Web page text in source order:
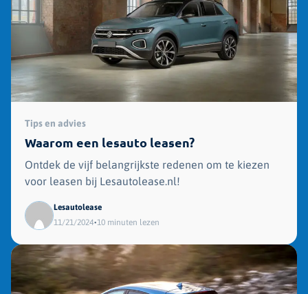
Tips en advies
Waarom een lesauto leasen?
Ontdek de vijf belangrijkste redenen om te kiezen
voor leasen bij Lesautolease.nl!
Lesautolease
11/21/2024•10 minuten lezen